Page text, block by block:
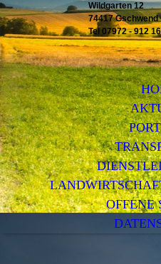
Wildgarten 12
74417 Gschwend
Tel 07972 - 912
OFFENE